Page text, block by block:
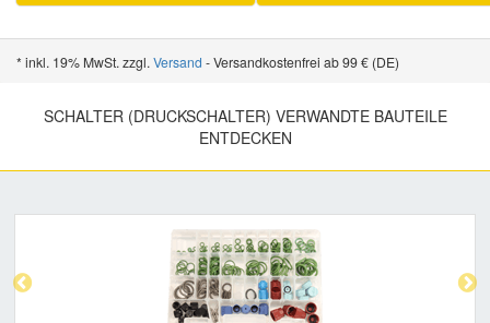
* inkl. 19% MwSt. zzgl. Versand - Versandkostenfrei ab 99 € (DE)
SCHALTER (DRUCKSCHALTER) VERWANDTE BAUTEILE
ENTDECKEN